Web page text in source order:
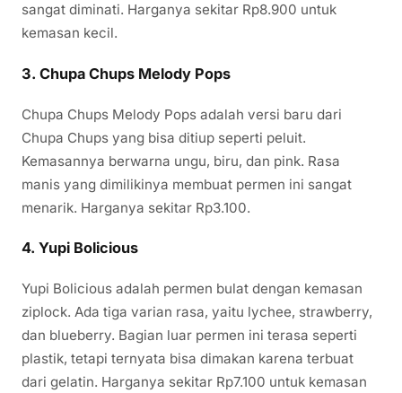
sangat diminati. Harganya sekitar Rp8.900 untuk
kemasan kecil.
3. Chupa Chups Melody Pops
Chupa Chups Melody Pops adalah versi baru dari
Chupa Chups yang bisa ditiup seperti peluit.
Kemasannya berwarna ungu, biru, dan pink. Rasa
manis yang dimilikinya membuat permen ini sangat
menarik. Harganya sekitar Rp3.100.
4. Yupi Bolicious
Yupi Bolicious adalah permen bulat dengan kemasan
ziplock. Ada tiga varian rasa, yaitu lychee, strawberry,
dan blueberry. Bagian luar permen ini terasa seperti
plastik, tetapi ternyata bisa dimakan karena terbuat
dari gelatin. Harganya sekitar Rp7.100 untuk kemasan